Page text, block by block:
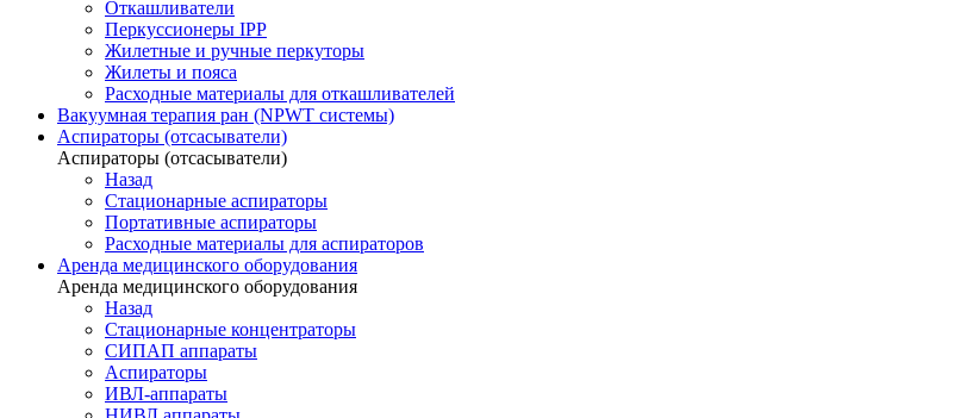
Откашливатели
Перкуссионеры IPP
Жилетные и ручные перкуторы
Жилеты и пояса
Расходные материалы для откашливателей
Вакуумная терапия ран (NPWT системы)
Аспираторы (отсасыватели)
Аспираторы (отсасыватели)
Назад
Стационарные аспираторы
Портативные аспираторы
Расходные материалы для аспираторов
Аренда медицинского оборудования
Аренда медицинского оборудования
Назад
Стационарные концентраторы
СИПАП аппараты
Аспираторы
ИВЛ-аппараты